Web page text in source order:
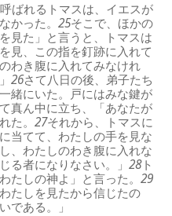
ばれるトマスは、イエスが
かった。25そこで、ほかの
見た」と言うと、トマスは
見、この指を釘跡に入れて
わき腹に入れてみなけれ
26さて八日の後、弟子たち
緒にいた。戸にはみな鍵が
真ん中に立ち、「あなたが
た。27それから、トマスに
当てて、わたしの手を見な
、わたしのわき腹に入れな
る者になりなさい。」28ト
たしの神よ」と言った。29
たしを見たから信じたの
である。」